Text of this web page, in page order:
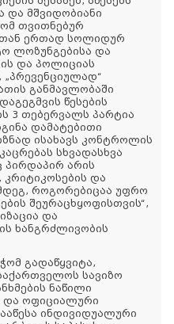
და მშვიდობიანი
თვითნებურ
ერთად სოლიდურ
ლოზუნგებისა და
და პოლიციას
განმავლობაში
წესების
3 თებერვალს პარტია
დამატებითი
ისახავს კონტროლის
სხვადასხვა
არის
კრიტიკოსების და
როგორებიცაა უფრო
შეურაცხყოფისთვის“,
და
ხანგრძლივობის
გადაწყვიტა,
სავიზო
ნაწილი
და ოფიციალური
ინდივიდუალური